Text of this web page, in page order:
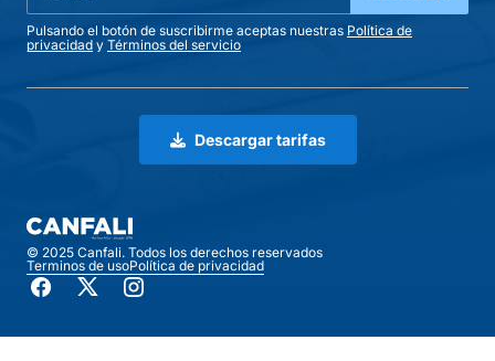
Pulsando el botón de suscribirme aceptas nuestras Política de
privacidad y Términos del servicio
Descargar tarifas
© 2025 Canfali. Todos los derechos reservados
Terminos de usoPolítica de privacidad